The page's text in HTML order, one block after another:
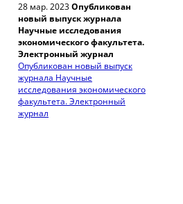
28 мар. 2023Опубликован
новый выпуск журнала
Научные исследования
экономического факультета.
Электронный журнал
Опубликован новый выпуск
журнала Научные
исследования экономического
факультета. Электронный
журнал